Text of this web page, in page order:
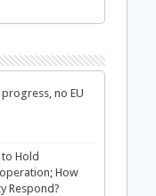
no EU
Hold
How
Respond?